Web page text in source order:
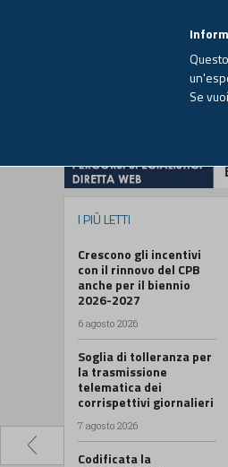
I PIÙ LETTI
Crescono gli incentivi
con il rinnovo del CPB
anche per il biennio
2026-2027
6 agosto 2026
Soglia di tolleranza per
la trasmissione
telematica dei
corrispettivi giornalieri
7 agosto 2026
Codificata la
Se